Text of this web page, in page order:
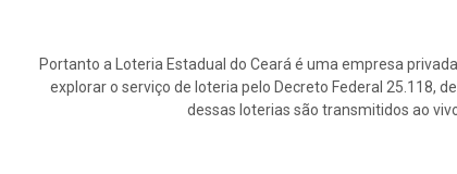
Portanto a Loteria Estadual do Ceará é uma empresa
explorar o serviço de loteria pelo Decreto Federal 25.118,
dessas loterias são transmitidos ao